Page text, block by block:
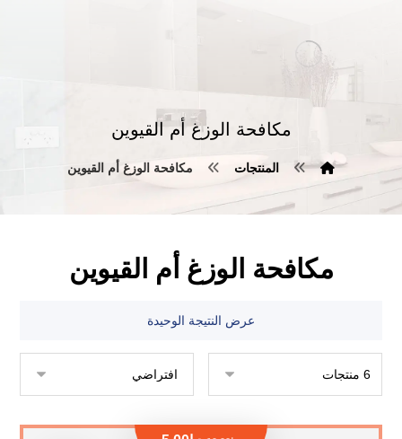
مكافحة الوزغ أم القيوين
المنتجات مكافحة الوزغ أم القيوين
مكافحة الوزغ أم القيوين
عرض النتيجة الوحيدة